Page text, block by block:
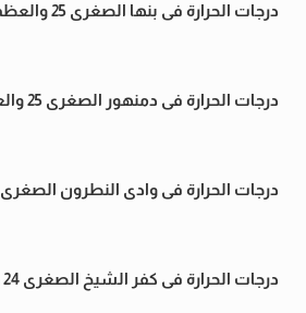
درجات الحرارة فى بنها الصغرى 25 والعظمى 33
درجات الحرارة فى دمنهور الصغرى 25 والعظمى 33
درجات الحرارة فى وادى النطرون الصغرى 24 العظمى 35
درجات الحرارة فى كفر الشيخ الصغرى 24 والعظمى 33